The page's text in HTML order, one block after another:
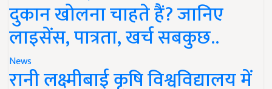
दुकान खोलना चाहते हैं? जानिए
लाइसेंस, पात्रता, खर्च सबकुछ..
News
रानी लक्ष्मीबाई कृषि विश्वविद्यालय में